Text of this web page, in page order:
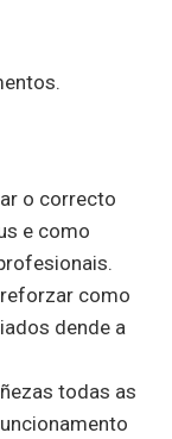
o correcto
e como
reforzar como
dende a
todas as